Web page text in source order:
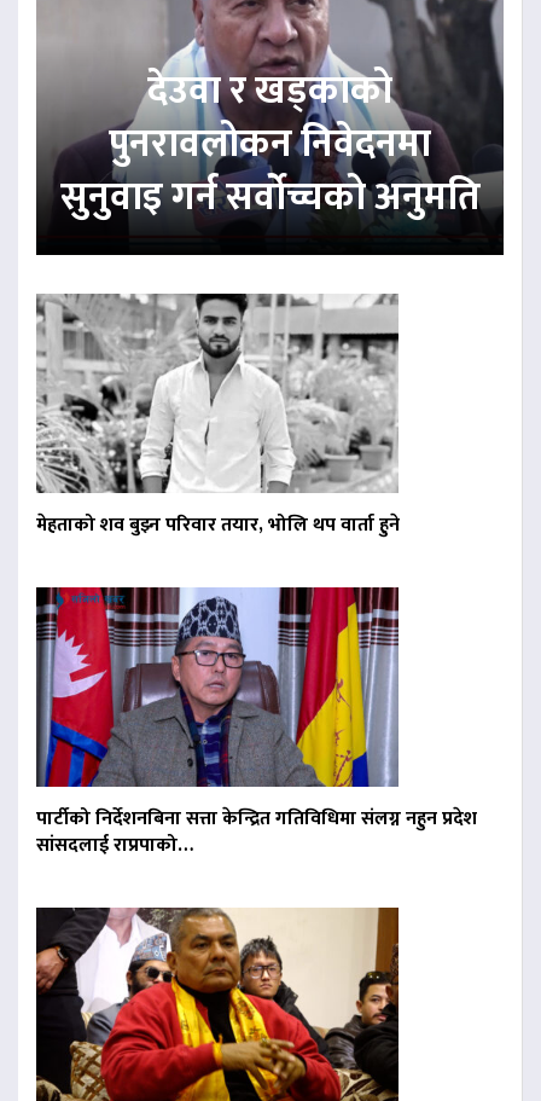
देउवा र खड्काको
पुनरावलोकन निवेदनमा
सुनुवाइ गर्न सर्वोच्चको अनुमति
मेहताको शव बुझ्न परिवार तयार, भोलि थप वार्ता हुने
पार्टीको निर्देशनबिना सत्ता केन्द्रित गतिविधिमा संलग्न नहुन प्रदेश
सांसदलाई राप्रपाको…